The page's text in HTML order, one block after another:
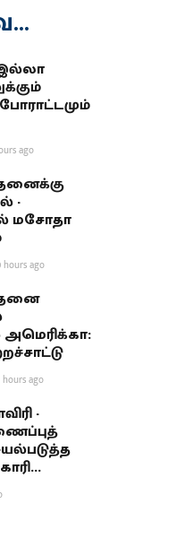
இல்லா
ago
-
மசோதா
hours ago
hours ago
-